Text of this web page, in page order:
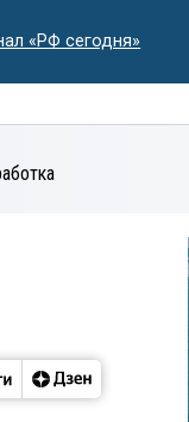
«РФ сегодня»
экспертиза